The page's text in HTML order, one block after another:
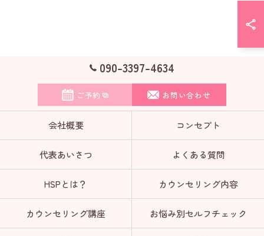
090-3397-4634
ご予約 お問い合わせ
会社概要 コンセプト
代表あいさつ よくある質問
HSPとは？ カウンセリング内容
カウンセリング講座 お悩み別セルフチェック